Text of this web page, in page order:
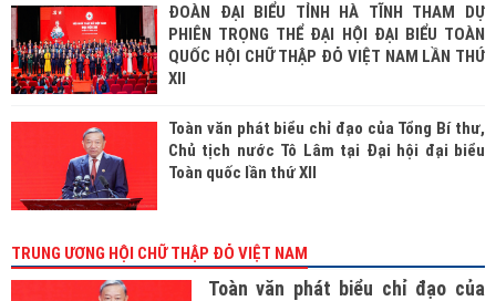
ĐOÀN ĐẠI BIỂU TỈNH HÀ TĨNH THAM DỰ
PHIÊN TRỌNG THỂ ĐẠI HỘI ĐẠI BIỂU TOÀN
QUỐC HỘI CHỮ THẬP ĐỎ VIỆT NAM LẦN THỨ
XII
Toàn văn phát biểu chỉ đạo của Tổng Bí thư,
Chủ tịch nước Tô Lâm tại Đại hội đại biểu
Toàn quốc lần thứ XII
TRUNG ƯƠNG HỘI CHỮ THẬP ĐỎ VIỆT NAM
Toàn văn phát biểu chỉ đạo của